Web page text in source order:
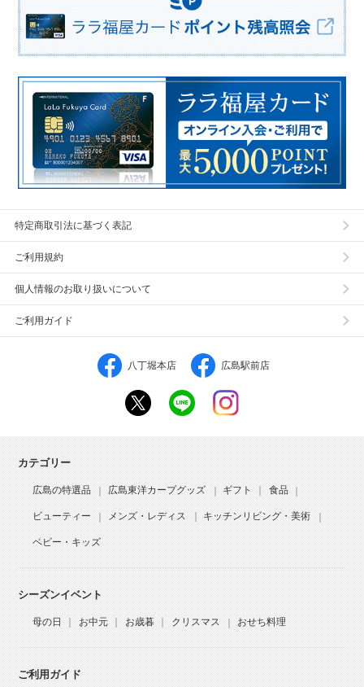
特定商取引法に基づく表記
ご利用規約
個人情報のお取り扱いについて
ご利用ガイド
八丁堀本店 広島駅前店
カテゴリー
広島の特選品 広島東洋カープグッズ ギフト 食品
ビューティー メンズ・レディス キッチンリビング・美術
ベビー・キッズ
シーズンイベント
母の日 お中元 お歳暮 クリスマス おせち料理
ご利用ガイド